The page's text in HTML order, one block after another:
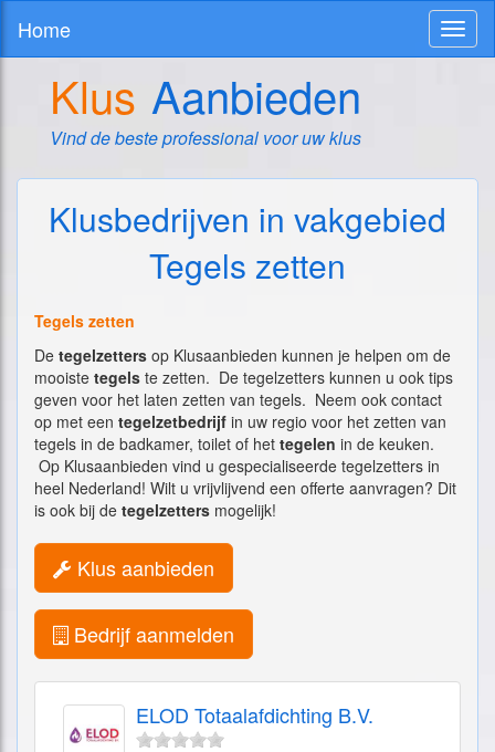
Home
Klus Aanbieden
Vind de beste professional voor uw klus
Klusbedrijven in vakgebied
Tegels zetten
Tegels zetten
De tegelzetters op Klusaanbieden kunnen je helpen om de
mooiste tegels te zetten. De tegelzetters kunnen u ook tips
geven voor het laten zetten van tegels. Neem ook contact
op met een tegelzetbedrijf in uw regio voor het zetten van
tegels in de badkamer, toilet of het tegelen in de keuken.
Op Klusaanbieden vind u gespecialiseerde tegelzetters in
heel Nederland! Wilt u vrijvlijvend een offerte aanvragen? Dit
is ook bij de tegelzetters mogelijk!
Klus aanbieden
Bedrijf aanmelden
ELOD Totaalafdichting B.V.